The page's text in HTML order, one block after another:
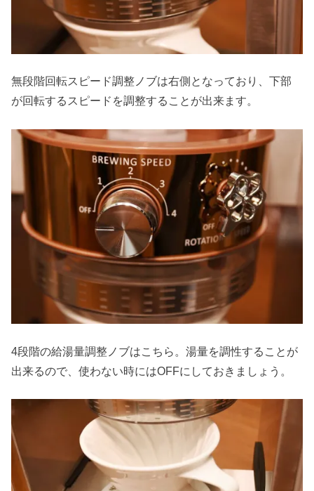
無段階回転スピード調整ノブは右側となっており、下部
が回転するスピードを調整することが出来ます。
4段階の給湯量調整ノブはこちら。湯量を調性することが
出来るので、使わない時にはOFFにしておきましょう。